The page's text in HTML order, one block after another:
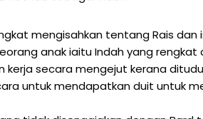
mengisahkan tentang Rais
anak iaitu Indah yang
kerja secara mengejut kerana
untuk mendapatkan duit untuk